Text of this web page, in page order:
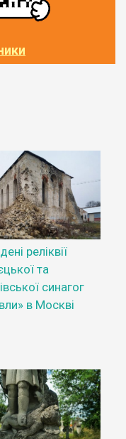
реліквії
та
синагог
в Москві